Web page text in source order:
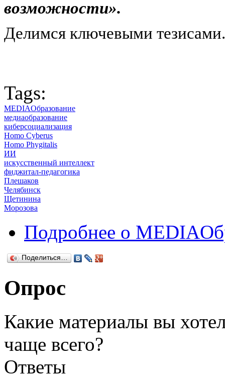
возможности».
Делимся ключевыми тезисами.
Tags:
MEDIAОбразование
медиаобразование
киберсоциализация
Homo Cyberus
Homo Phygitalis
ИИ
искусственный интеллект
фиджитал-педагогика
Плешаков
Челябинск
Щетинина
Морозова
Подробнее о
Поделиться…
Опрос
Какие материалы вы
чаще всего?
Ответы